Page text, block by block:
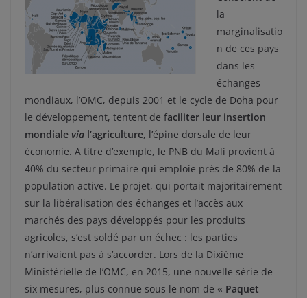
la
marginalisatio
n de ces pays
dans les
échanges
mondiaux, l’OMC, depuis 2001 et le cycle de Doha pour
le développement, tentent de faciliter leur insertion
mondiale via l’agriculture, l’épine dorsale de leur
économie. A titre d’exemple, le PNB du Mali provient à
40% du secteur primaire qui emploie près de 80% de la
population active. Le projet, qui portait majoritairement
sur la libéralisation des échanges et l’accès aux
marchés des pays développés pour les produits
agricoles, s’est soldé par un échec : les parties
n’arrivaient pas à s’accorder. Lors de la Dixième
Ministérielle de l’OMC, en 2015, une nouvelle série de
six mesures, plus connue sous le nom de « Paquet